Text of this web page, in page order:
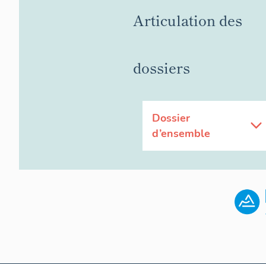
Articulation des
dossiers
Dossier
d’ensemble